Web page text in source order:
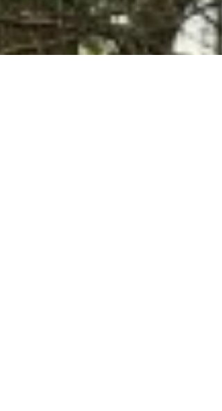
l’environnement sont prioritaires par rapport
la pro